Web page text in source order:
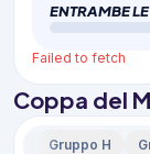
ENTRAMBE
Failed to fetch
Coppa del
Gruppo H